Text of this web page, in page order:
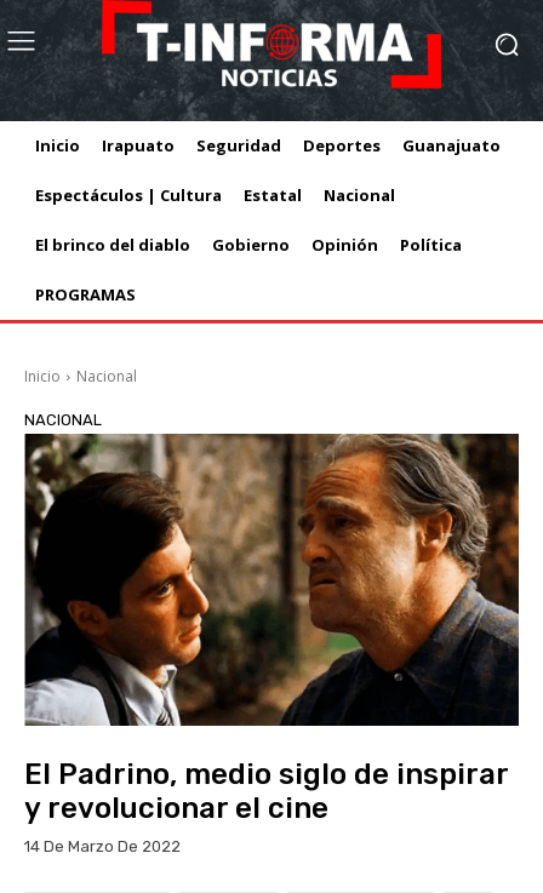
Inicio Irapuato Seguridad Deportes Guanajuato
Espectáculos | Cultura Estatal Nacional
El brinco del diablo Gobierno Opinión Política
PROGRAMAS
Inicio Nacional
NACIONAL
El Padrino, medio siglo de inspirar
y revolucionar el cine
14 De Marzo De 2022